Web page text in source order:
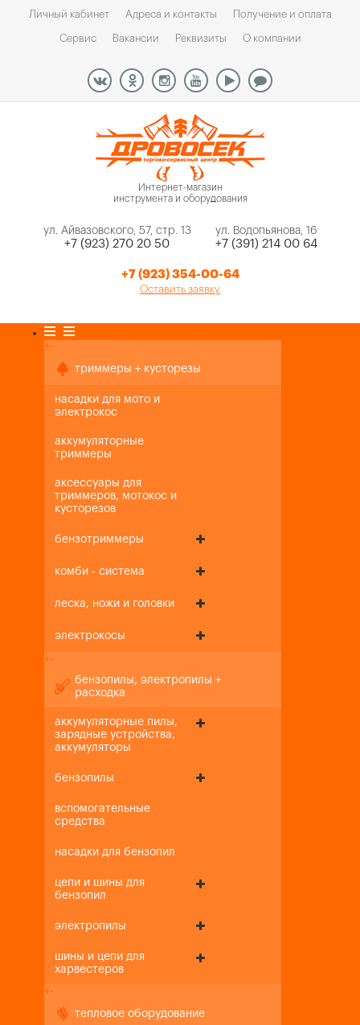
Личный кабинет Адреса и контакты Получение и оплата
Сервис Вакансии Реквизиты О компании
Интернет-магазин
инструмента и оборудования
ул. Айвазовского, 57, стр. 13
+7 (923) 270 20 50
ул. Водопьянова, 16
+7 (391) 214 00 64
+7 (923) 354-00-64
Оставить заявку
+-
триммеры + кусторезы
насадки для мото и
электрокос
аккумуляторные
триммеры
аксессуары для
триммеров, мотокос и
кусторезов
бензотриммеры
комби - система
леска, ножи и головки
электрокосы
+-
бензопилы, электропилы +
расходка
аккумуляторные пилы,
зарядные устройства,
аккумуляторы
бензопилы
вспомогательные
средства
насадки для бензопил
цепи и шины для
бензопил
электропилы
шины и цепи для
харвестеров
+-
тепловое оборудование